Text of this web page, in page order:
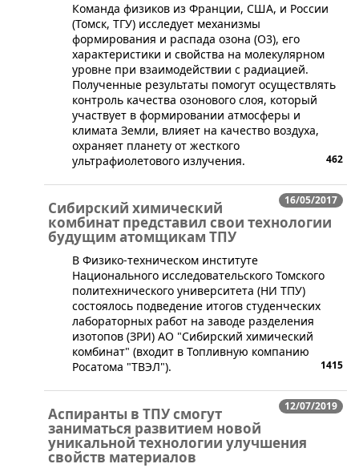
Команда физиков из Франции, США, и России
(Томск, ТГУ) исследует механизмы
формирования и распада озона (O3), его
характеристики и свойства на молекулярном
уровне при взаимодействии с радиацией.
Полученные результаты помогут осуществлять
контроль качества озонового слоя, который
участвует в формировании атмосферы и
климата Земли, влияет на качество воздуха,
охраняет планету от жесткого
ультрафиолетового излучения.
462
16/05/2017
Сибирский химический
комбинат представил свои технологии
будущим атомщикам ТПУ
​В Физико-техническом институте
Национального исследовательского Томского
политехнического университета (НИ ТПУ)
состоялось подведение итогов студенческих
лабораторных работ на заводе разделения
изотопов (ЗРИ) АО "Сибирский химический
комбинат" (входит в Топливную компанию
Росатома "ТВЭЛ").
1415
12/07/2019
Аспиранты в ТПУ смогут
заниматься развитием новой
уникальной технологии улучшения
свойств материалов